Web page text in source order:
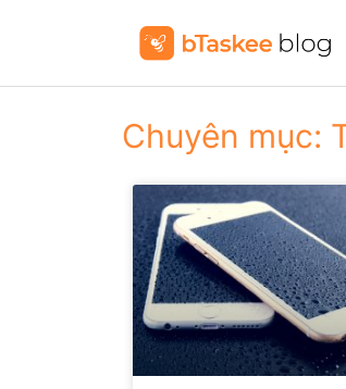
Chuyên mục: